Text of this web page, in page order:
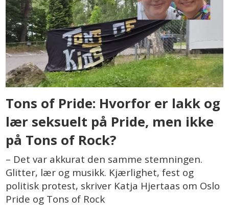
Tons of Pride: Hvorfor er lakk og
lær seksuelt på Pride, men ikke
på Tons of Rock?
– Det var akkurat den samme stemningen.
Glitter, lær og musikk. Kjærlighet, fest og
politisk protest, skriver Katja Hjertaas om Oslo
Pride og Tons of Rock